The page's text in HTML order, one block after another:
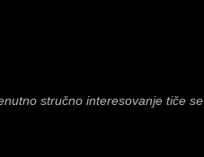
stručno interesovanje tiče